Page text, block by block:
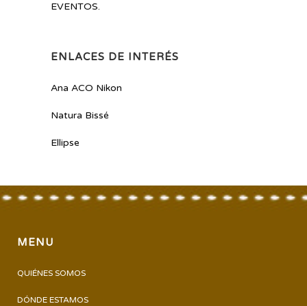
EVENTOS.
ENLACES DE INTERÉS
Ana ACO Nikon
Natura Bissé
Ellipse
MENU
QUIÉNES SOMOS
DÓNDE ESTAMOS